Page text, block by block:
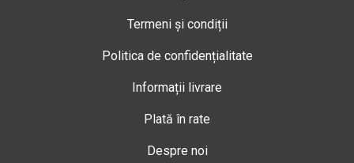
Termeni și condiții
Politica de confidențialitate
Informații livrare
Plată în rate
Despre noi